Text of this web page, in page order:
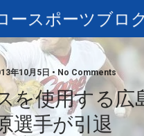
ースポーツブロ
年10月5日 • No Comments
を使用する広
選手が引退